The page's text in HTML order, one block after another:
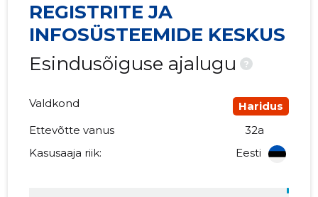
REGISTRITE JA
INFOSÜSTEEMIDE KESKUS
Esindusõiguse ajalugu
?
Valdkond
Haridus
Ettevõtte vanus
32a
Kasusaaja riik:
Eesti